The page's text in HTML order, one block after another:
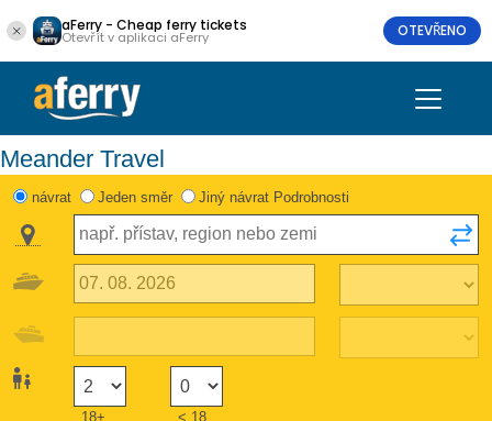
aFerry - Cheap ferry tickets
Otevřít v aplikaci aFerry OTEVŘENO
Meander Travel
návrat Jeden směr Jiný návrat Podrobnosti
18+ < 18